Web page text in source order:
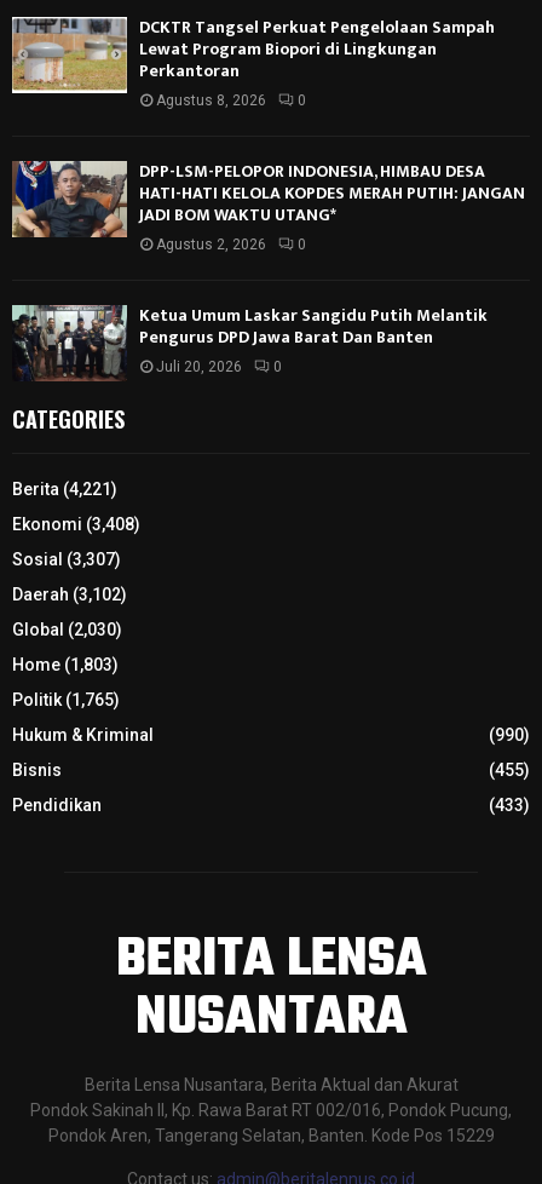
DCKTR Tangsel Perkuat Pengelolaan Sampah
Lewat Program Biopori di Lingkungan
Perkantoran
Agustus 8, 2026 0
DPP-LSM-PELOPOR INDONESIA, HIMBAU DESA
HATI-HATI KELOLA KOPDES MERAH PUTIH: JANGAN
JADI BOM WAKTU UTANG*
Agustus 2, 2026 0
Ketua Umum Laskar Sangidu Putih Melantik
Pengurus DPD Jawa Barat Dan Banten
Juli 20, 2026 0
CATEGORIES
Berita (4,221)
Ekonomi (3,408)
Sosial (3,307)
Daerah (3,102)
Global (2,030)
Home (1,803)
Politik(1,765)
Hukum & Kriminal
(990)
Bisnis
(455)
Pendidikan
(433)
BERITA LENSA
NUSANTARA
Berita Lensa Nusantara, Berita Aktual dan Akurat
Pondok Sakinah II, Kp. Rawa Barat RT 002/016, Pondok Pucung,
Pondok Aren, Tangerang Selatan, Banten. Kode Pos 15229
Contact us: admin@beritalennus.co.id